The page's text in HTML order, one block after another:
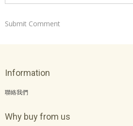
Information
聯絡我們
Why buy from us